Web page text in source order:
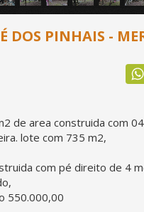
DOS PINHAIS -
de area construida com
lote com 735 m2,
com pé direito de 4
550.000,00